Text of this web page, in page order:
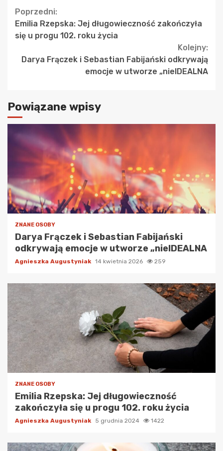
Continue
Reading
Poprzedni:
Emilia Rzepska: Jej długowieczność zakończyła
się u progu 102. roku życia
Kolejny:
Darya Frączek i Sebastian Fabijański odkrywają
emocje w utworze „nieIDEALNA
Powiązane wpisy
ZNANE OSOBY
Darya Frączek i Sebastian Fabijański
odkrywają emocje w utworze „nieIDEALNA
Agnieszka Augustyniak 14 kwietnia 2026 259
ZNANE OSOBY
Emilia Rzepska: Jej długowieczność
zakończyła się u progu 102. roku życia
Agnieszka Augustyniak 5 grudnia 2024 1422